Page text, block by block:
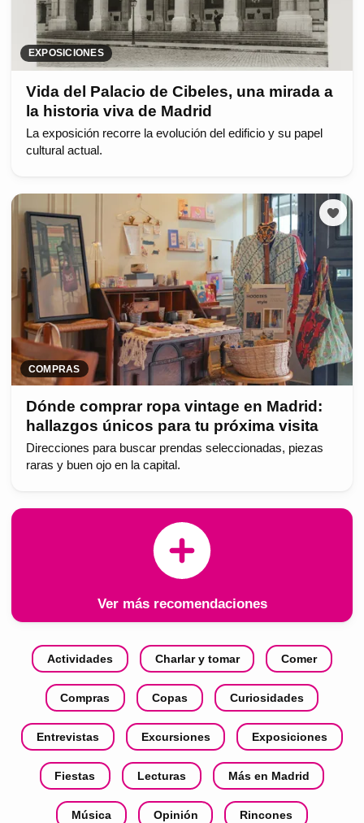
EXPOSICIONES
Vida del Palacio de Cibeles, una mirada a
la historia viva de Madrid
La exposición recorre la evolución del edificio y su papel
cultural actual.
COMPRAS
Dónde comprar ropa vintage en Madrid:
hallazgos únicos para tu próxima visita
Direcciones para buscar prendas seleccionadas, piezas
raras y buen ojo en la capital.
Ver más recomendaciones
Actividades Charlar y tomar Comer
Compras Copas Curiosidades
Entrevistas Excursiones Exposiciones
Fiestas Lecturas Más en Madrid
Música Opinión Rincones